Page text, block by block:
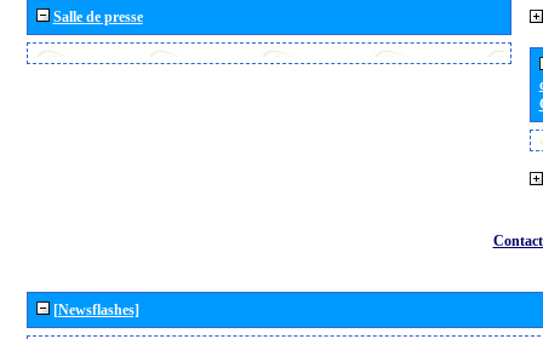
Salle de presse
[Newsflashes]